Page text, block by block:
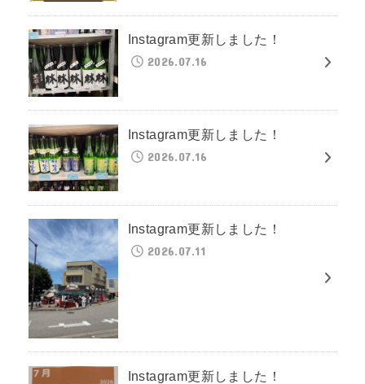
Instagram更新しました！
2026.07.16
Instagram更新しました！
2026.07.16
Instagram更新しました！
2026.07.11
Instagram更新しました！